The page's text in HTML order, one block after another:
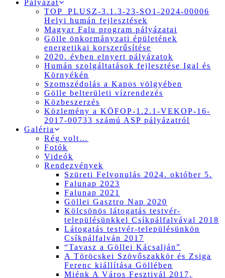
Pályázat
TOP_PLUSZ-3.1.3-23-SO1-2024-00006
Helyi humán fejlesztések
Magyar Falu program pályázatai
Gölle önkormányzati épületének
energetikai korszerűsítése
2020. évben elnyert pályázatok
Humán szolgáltatások fejlesztése Igal és
Környékén
Szomszédolás a Kapos völgyében
Gölle belterületi vízrendezés
Közbeszerzés
Közlemény a KÖFOP-1.2.1-VEKOP-16-
2017-00733 számú ASP pályázatról
Galéria
Rég volt…
Fotók
Videók
Rendezvények
Szüreti Felvonulás 2024. október 5.
Falunap 2023
Falunap 2021
Göllei Gasztro Nap 2020
Kölcsönös látogatás testvér-
településünkkel Csíkpálfalvával 2018
Látogatás testvér-településünkön
Csíkpálfalván 2017
“Tavasz a Göllei Kácsalján”
A Töröcskei Szövőszakkör és Zsiga
Ferenc kiállítása Göllében
Miénk A Város Fesztivál 2017,